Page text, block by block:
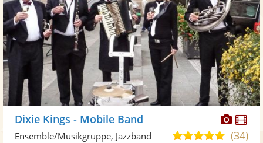
Dixie Kings - Mobile Band
5,0(34)
Ensemble/Musikgruppe, Jazzband